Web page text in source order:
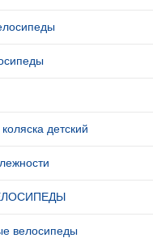
детский
велосипеды